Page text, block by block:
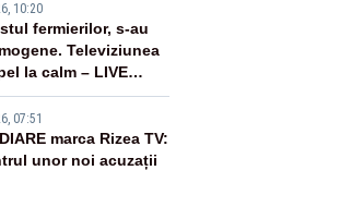
10:20
fermierilor, s-au
Televiziunea
la calm – LIVE
07:51
marca Rizea TV:
unor noi acuzații